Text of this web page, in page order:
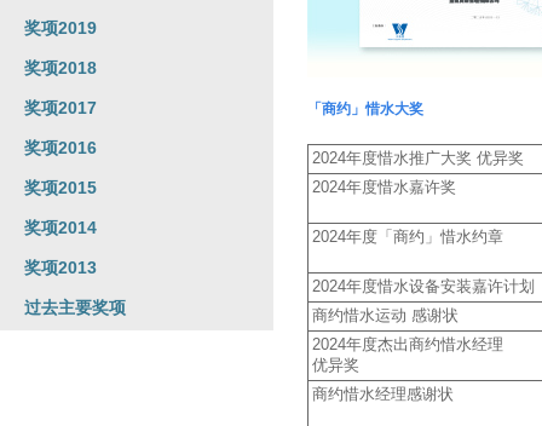
奖项2019
奖项2018
奖项2017
奖项2016
奖项2015
奖项2014
奖项2013
过去主要奖项
「商约」惜水大奖
2024年度惜水推广大奖 优异奖
2024年度惜水嘉许奖
2024年度「商约」惜水约章
2024年度惜水设备安装嘉许计划
商约惜水运动 感谢状
2024年度杰出商约惜水经理
优异奖
商约惜水经理感谢状